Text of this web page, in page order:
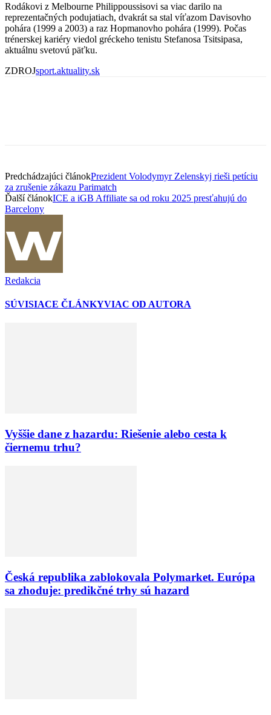
Rodákovi z Melbourne Philippoussisovi sa viac darilo na
reprezentačných podujatiach, dvakrát sa stal víťazom Davisovho
pohára (1999 a 2003) a raz Hopmanovho pohára (1999). Počas
trénerskej kariéry viedol gréckeho tenistu Stefanosa Tsitsipasa,
aktuálnu svetovú päťku.
ZDROJsport.aktuality.sk
Predchádzajúci článokPrezident Volodymyr Zelenskyj rieši petíciu
za zrušenie zákazu Parimatch
Ďalší článokICE a iGB Affiliate sa od roku 2025 presťahujú do
Barcelony
Redakcia
SÚVISIACE ČLÁNKYVIAC OD AUTORA
Vyššie dane z hazardu: Riešenie alebo cesta k
čiernemu trhu?
Česká republika zablokovala Polymarket. Európa
sa zhoduje: predikčné trhy sú hazard